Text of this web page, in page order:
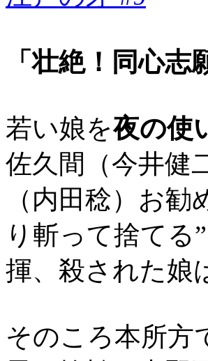
「壮絶！同心志
若い娘を夜の使
佐久間（今井健
（内田稔）お
り斬って捨てる
揮、殺された娘
そのころ本所方